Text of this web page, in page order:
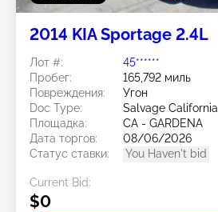
2014 KIA Sportage 2.4L
Лот #:
45******
Пробег:
165,792 миль
Повреждения:
Угон
Doc Type:
Salvage California
Площадка:
CA - GARDENA
Дата торгов:
08/06/2026
Статус ставки:
You Haven't bid
Current Bid:
$0